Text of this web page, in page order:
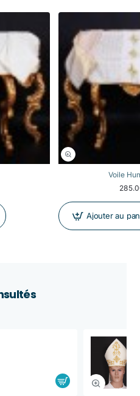
Voile
Ajouter au